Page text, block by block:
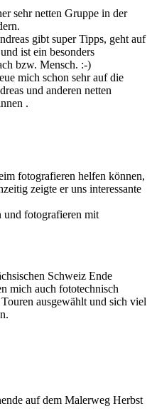
sehr netten Gruppe in der
gibt super Tipps, geht auf
ist ein besonders
bzw. Mensch. :-)
mich schon sehr auf die
und anderen netten
.
fotografieren helfen können,
zeigte er uns interessante
und fotografieren mit
Schweiz Ende
mich auch fototechnisch
ausgewählt und sich viel
auf dem Malerweg Herbst